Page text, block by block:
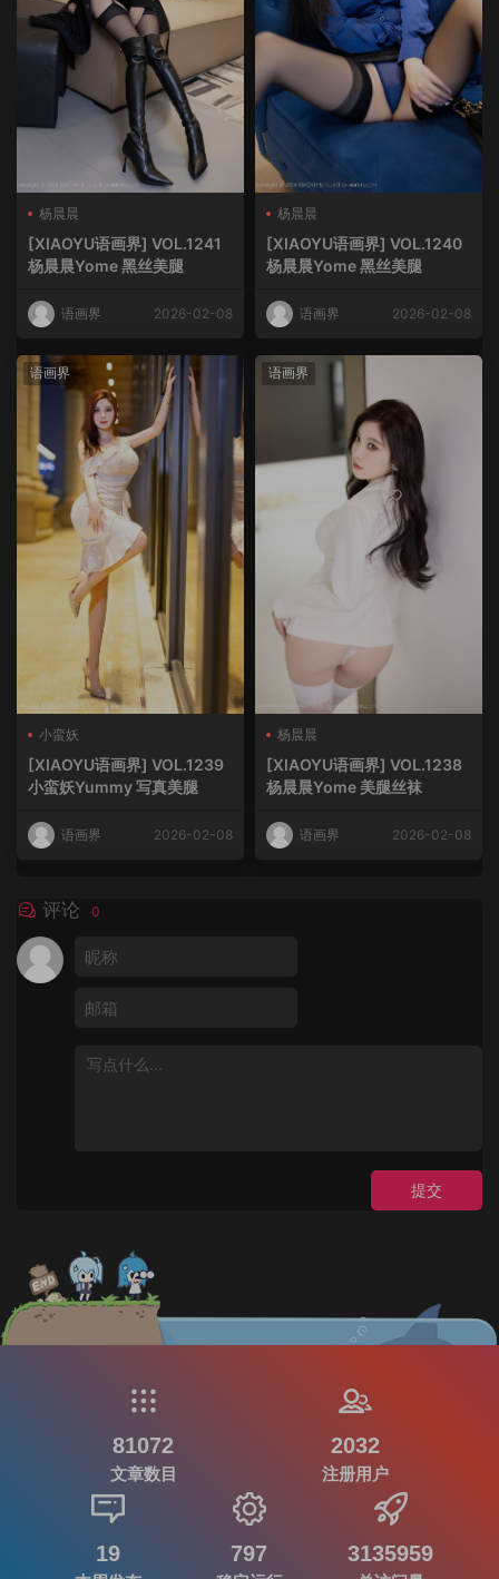
杨晨晨
[XIAOYU语画界] VOL.1241
杨晨晨Yome 黑丝美腿
语画界 2026-02-08
杨晨晨
[XIAOYU语画界] VOL.1240
杨晨晨Yome 黑丝美腿
语画界 2026-02-08
语画界
小蛮妖
[XIAOYU语画界] VOL.1239
小蛮妖Yummy 写真美腿
语画界 2026-02-08
语画界
杨晨晨
[XIAOYU语画界] VOL.1238
杨晨晨Yome 美腿丝袜
语画界 2026-02-08
评论 0
提交
81072
文章数目
2032
注册用户
19 797 3135959